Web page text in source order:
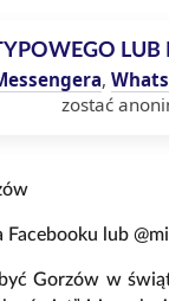
,
zostać
Facebooku lub
Gorzów w